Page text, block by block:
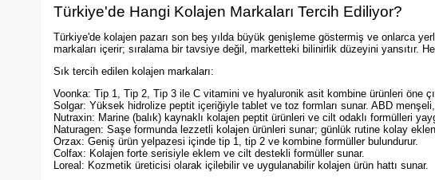
Türkiye'de Hangi Kolajen Markaları Tercih Ediliyor?
Türkiye'de kolajen pazarı son beş yılda büyük genişleme göstermiş ve onlarca
markaları içerir; sıralama bir tavsiye değil, marketteki bilinirlik düzeyini yansıtır.
Sık tercih edilen kolajen markaları:
Voonka: Tip 1, Tip 2, Tip 3 ile C vitamini ve hyaluronik asit kombine ürünleri öne
Solgar: Yüksek hidrolize peptit içeriğiyle tablet ve toz formları sunar. ABD
Nutraxin: Marine (balık) kaynaklı kolajen peptit ürünleri ve cilt odaklı formülleri
Naturagen: Saşe formunda lezzetli kolajen ürünleri sunar; günlük rutine kolay
Orzax: Geniş ürün yelpazesi içinde tip 1, tip 2 ve kombine formüller bulundurur.
Colfax: Kolajen forte serisiyle eklem ve cilt destekli formüller sunar.
Loreal: Kozmetik üreticisi olarak içilebilir ve uygulanabilir kolajen ürün hattı sunar.